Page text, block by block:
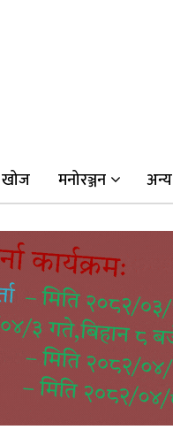
खोज मनोरञ्जन अन्य